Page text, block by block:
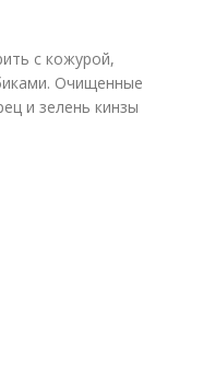
с кожурой,
Очищенные
и зелень кинзы